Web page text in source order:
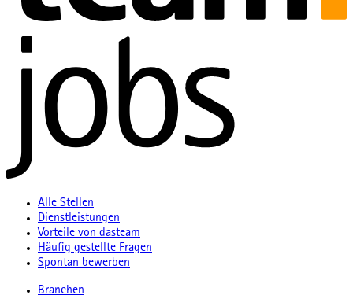
Alle Stellen
Dienstleistungen
Vorteile von dasteam
Häufig gestellte Fragen
Spontan bewerben
Branchen